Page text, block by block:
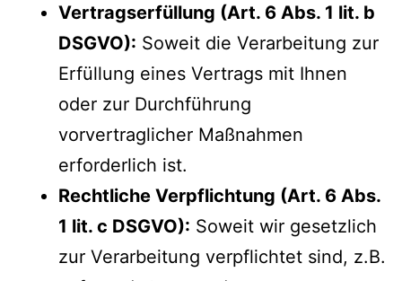
Vertragserfüllung (Art. 6 Abs. 1 lit. b
DSGVO): Soweit die Verarbeitung zur
Erfüllung eines Vertrags mit Ihnen
oder zur Durchführung
vorvertraglicher Maßnahmen
erforderlich ist.
Rechtliche Verpflichtung (Art. 6 Abs.
1 lit. c DSGVO): Soweit wir gesetzlich
zur Verarbeitung verpflichtet sind, z.B.